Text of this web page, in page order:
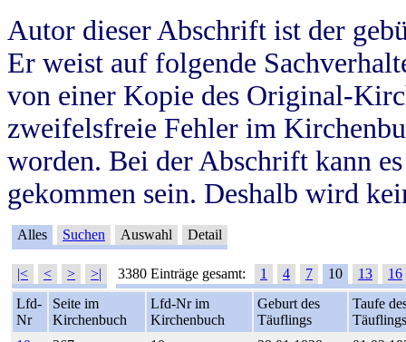
Autor dieser Abschrift ist der
Er weist auf folgende
von einer Kopie des Original-
zweifelsfreie Fehler im
worden. Bei der Abschrift kann
gekommen sein. Deshalb wird
Alles Suchen Auswahl Detail
|< < > >| 3380 Einträge gesamt: 1 4 7 10 13
16
Lfd-
Nr
Seite im
Kirchenbuch
Lfd-Nr im
Kirchenbuch
Geburt des
Täuflings
Taufe
Täuflings